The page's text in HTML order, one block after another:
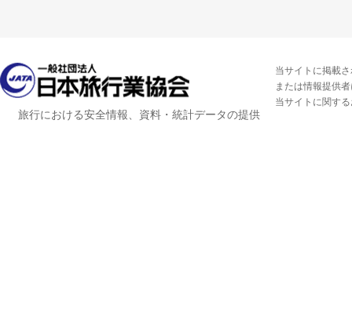
旅行における安全情報、資料・統計データの提供
当サイトに掲載
または情報提供
当サイトに関す